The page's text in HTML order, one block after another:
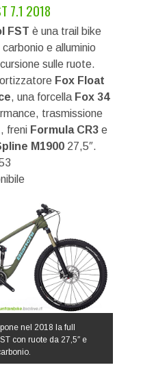
7.1 2018
FST è una trail bike
e alluminio
sulle ruote.
Fox Float
, una forcella Fox 34
trasmissione
freni Formula CR3 e
M1900 27,5″.
nel 2018 la full
con ruote da 27,5″ e